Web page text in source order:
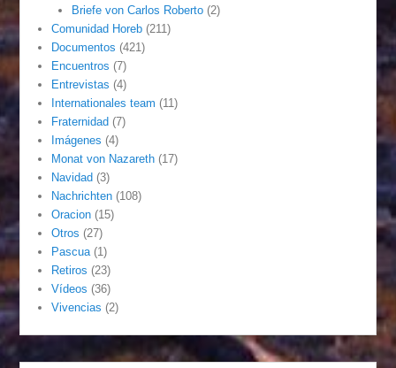
Briefe von Carlos Roberto(2)
Comunidad Horeb (211)
Documentos (421)
Encuentros (7)
Entrevistas (4)
Internationales team (11)
Fraternidad (7)
Imágenes (4)
Monat von Nazareth (17)
Navidad (3)
Nachrichten (108)
Oracion (15)
Otros (27)
Pascua (1)
Retiros (23)
Vídeos (36)
Vivencias (2)